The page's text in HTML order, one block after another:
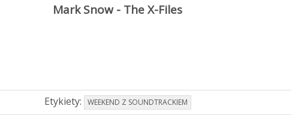
Mark Snow - The X-Files
Etykiety: WEEKEND Z SOUNDTRACKIEM